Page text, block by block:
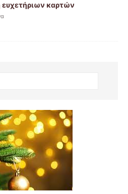
ευχετήριων καρτών